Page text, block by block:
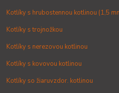
Kotlíky s hrubostennou kotlinou (1,5
Kotlíky s trojnožkou
Kotlíky s nerezovou kotlinou
Kotlíky s kovovou kotlinou
Kotlíky so žiaruvzdor. kotlinou